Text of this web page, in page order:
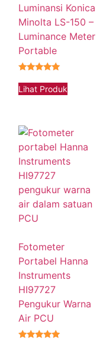
Luminansi Konica
Minolta LS-150 –
Luminance Meter
Portable
Lihat Produk
Fotometer
Portabel Hanna
Instruments
HI97727
Pengukur Warna
Air PCU